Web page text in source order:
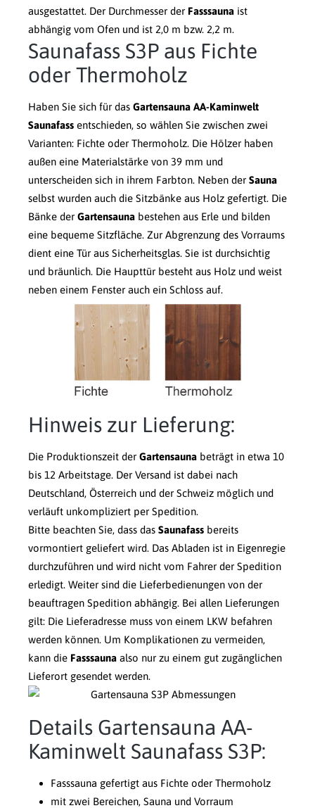
ausgestattet. Der Durchmesser der Fasssauna ist
abhängig vom Ofen und ist 2,0 m bzw. 2,2 m.
Saunafass S3P aus Fichte
oder Thermoholz
Haben Sie sich für das Gartensauna AA-Kaminwelt
Saunafass entschieden, so wählen Sie zwischen zwei
Varianten: Fichte oder Thermoholz. Die Hölzer haben
außen eine Materialstärke von 39 mm und
unterscheiden sich in ihrem Farbton. Neben der Sauna
selbst wurden auch die Sitzbänke aus Holz gefertigt. Die
Bänke der Gartensauna bestehen aus Erle und bilden
eine bequeme Sitzfläche. Zur Abgrenzung des Vorraums
dient eine Tür aus Sicherheitsglas. Sie ist durchsichtig
und bräunlich. Die Haupttür besteht aus Holz und weist
neben einem Fenster auch ein Schloss auf.
Hinweis zur Lieferung:
Die Produktionszeit der Gartensauna beträgt in etwa 10
bis 12 Arbeitstage. Der Versand ist dabei nach
Deutschland, Österreich und der Schweiz möglich und
verläuft unkompliziert per Spedition.
Bitte beachten Sie, dass das Saunafass bereits
vormontiert geliefert wird. Das Abladen ist in Eigenregie
durchzuführen und wird nicht vom Fahrer der Spedition
erledigt. Weiter sind die Lieferbedienungen von der
beauftragen Spedition abhängig. Bei allen Lieferungen
gilt: Die Lieferadresse muss von einem LKW befahren
werden können. Um Komplikationen zu vermeiden,
kann die Fasssauna also nur zu einem gut zugänglichen
Lieferort gesendet werden.
Details Gartensauna AA-
Kaminwelt Saunafass S3P:
Fasssauna gefertigt aus Fichte oder Thermoholz
mit zwei Bereichen, Sauna und Vorraum